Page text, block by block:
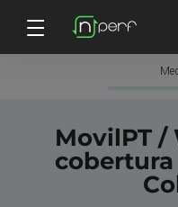
MovilPT /
cobertura